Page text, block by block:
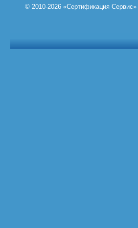
© 2010-2026 «Сертификация Сервис»